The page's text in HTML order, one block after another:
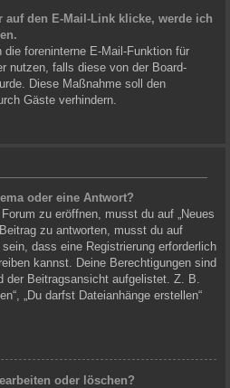
auf den E-Mail-Link klicke, werde ich
die foreninterne E-Mail-Funktion für
nutzen, falls diese von der Board-
Diese Maßnahme soll den
Gäste verhindern.
oder eine Antwort?
zu eröffnen, musst du auf „Neues
zu antworten, musst du auf
sein, dass eine Registrierung erforderlich
kannst. Deine Berechtigungen sind
der Beitragsansicht aufgelistet. Z. B.
„Du darfst Dateianhänge erstellen“
oder löschen?